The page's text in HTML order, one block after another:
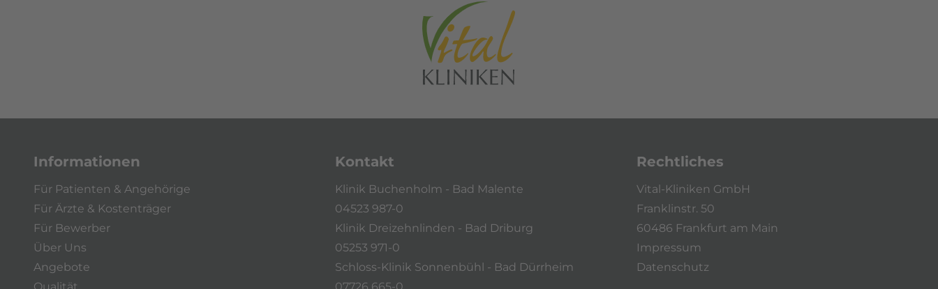
Informationen
Für Patienten & Angehörige
Für Ärzte & Kostenträger
Für Bewerber
Über Uns
Angebote
Kontakt
Klinik Buchenholm - Bad Malente
04523 987-0
Klinik Dreizehnlinden - Bad Driburg
05253 971-0
Schloss-Klinik Sonnenbühl - Bad Dürrheim
Rechtliches
Vital-Kliniken GmbH
Franklinstr. 50
60486 Frankfurt am Main
Impressum
Datenschutz